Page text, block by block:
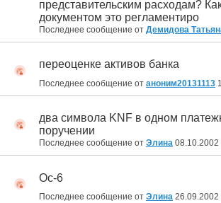
представительским расходам?
документом это регламентиро
Последнее сообщение от Демидова
переоценке активов банка
Последнее сообщение от аноним20131113
два символа KNF в одном
поручении
Последнее сообщение от Элинa 08.10.2002
Ос-6
Последнее сообщение от Элинa 26.09.2002